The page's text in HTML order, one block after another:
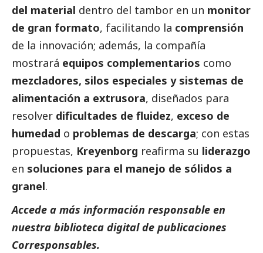
del material dentro del tambor en un monitor
de gran formato, facilitando la comprensión
de la innovación; además, la compañía
mostrará equipos complementarios como
mezcladores, silos especiales y sistemas de
alimentación a extrusora, diseñados para
resolver dificultades de fluidez, exceso de
humedad o problemas de descarga; con estas
propuestas, Kreyenborg reafirma su liderazgo
en soluciones para el manejo de sólidos a
granel.
Accede a más información responsable en
nuestra biblioteca digital de publicaciones
Corresponsables.